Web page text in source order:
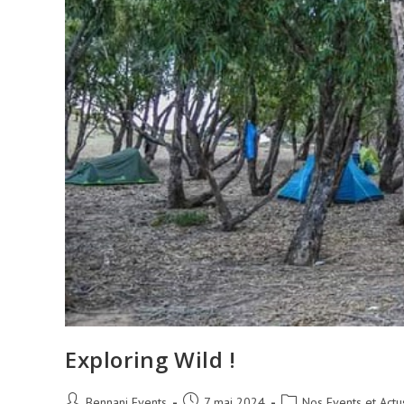
Exploring Wild !
Auteur/autrice Publication Post